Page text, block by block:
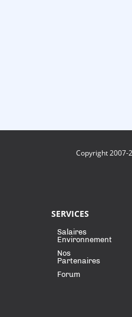
Copyright 2007-
SERVICES
Salaires
Environnement
Nos
Partenaires
Forum